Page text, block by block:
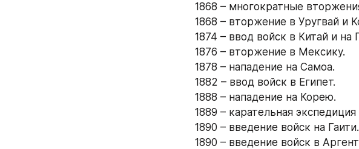
1868 – многократные
1868 – вторжение в Уругвай и
1874 – ввод войск в Китай и на
1876 – вторжение в Мексику.
1878 – нападение на Самоа.
1882 – ввод войск в Египет.
1888 – нападение на Корею.
1889 – карательная экспедиция
1890 – введение войск на Гаити.
1890 – введение войск в